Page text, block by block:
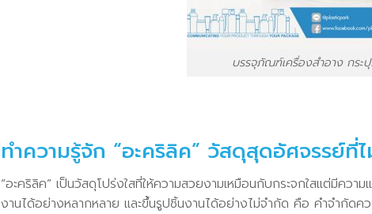
บรรจุภัณฑ์เครื่องสำอาง กร
ทำความรู้จัก “อะคริลิค” วัสดุสุดอัศจรรย์ที่
“อะคริลิค” เป็นวัสดุโปร่งใสที่ให้ความสวยงามเหมือนกับกระจกใสแต่มีค
งานได้อย่างหลากหลาย และขึ้นรูปชิ้นงานได้อย่างไม่จำกัด คือ คำจำกัด